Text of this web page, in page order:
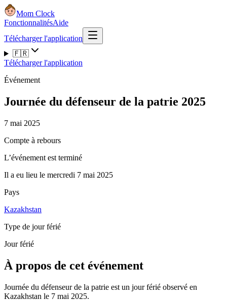
Mom Clock
FonctionnalitésAide
Télécharger l'application
🇫🇷
Télécharger l'application
Événement
Journée du défenseur de la patrie 2025
7 mai 2025
Compte à rebours
L’événement est terminé
Il a eu lieu le mercredi 7 mai 2025
Pays
Kazakhstan
Type de jour férié
Jour férié
À propos de cet événement
Journée du défenseur de la patrie est un jour férié observé en
Kazakhstan le 7 mai 2025.